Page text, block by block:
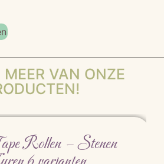
VAN ONZE
Rollen – Stenen